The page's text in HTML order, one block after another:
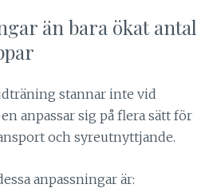
än bara ökat antal
stannar inte vid
anpassar sig på flera sätt för
och syreutnyttjande.
anpassningar är: